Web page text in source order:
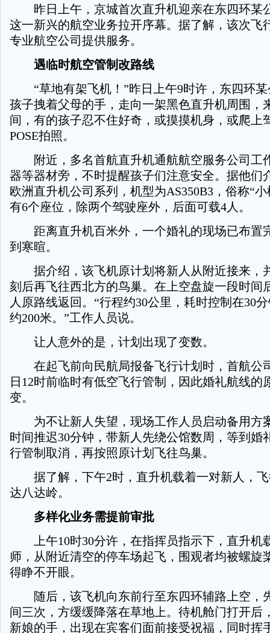
昨日上午，京城首次直升机迎亲在东四环某
这一新兴的航空业务拉开序幕。据了解，该次飞
专业航空公司提供服务。
遇临时航空管制改路线
“草地有架飞机！”昨日上午9时许，东四环某
孩子拽着父母的手，走向一架黑色直升机周围，
间，有的孩子忍不住好奇，或摸摸机身，或爬上
POSE拍照。
附近，多名首航直升机通航航空服务公司工
器等器材旁，不时提醒孩子们注意安全。据他们
欧洲直升机公司系列，机型为AS350B3，俗称“
有6个座位，除两个驾驶座外，后面可载4人。
距离直升机百米外，一个婚礼的现场已布置
到寒暄。
据介绍，该飞机原计划将新人从附近接来，
刻后再飞往西北方的鸟巢。在上空盘旋一段时间
人原路线返回。“行程约30公里，耗时控制在30
约200米。”工作人员说。
让人意外的是，计划出现了变数。
在起飞前向民航局报备飞行计划时，首航公
日12时前临时有低空飞行管制，因此婚礼航线的
变。
为不让新人失望，现场工作人员启动备用方
时间推迟30分钟，带新人先绕公馆数周，等到婚
行管制取消，再按照原计划飞往鸟巢。
据了解，下午2时，直升机载着一对新人，飞
达八达岭。
多样化业务需提前审批
上午10时30分许，在指挥员指示下，直升机
师，从附近清空的停车场起飞，围观者均被螺旋
得睁不开眼。
随后，该飞机向东前行至东四环辅路上空，
间三次，方缓缓降落在草地上。待机舱门打开后
新娘的手，出现在宾客们面前接受祝福，同时挥